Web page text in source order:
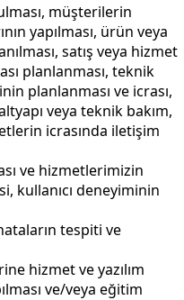
müşterilerin
yapılması, ürün veya
satış veya hizmet
planlanması, teknik
planlanması ve icrası,
veya teknik bakım,
icrasında iletişim
ve hizmetlerimizin
kullanıcı deneyiminin
tespiti ve
hizmet ve yazılım
ve/veya eğitim